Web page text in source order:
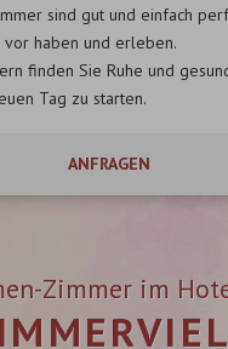
sind gut und einfach
haben und erleben.
finden Sie Ruhe und
Tag zu starten.
ANFRAGEN
Zimmer im